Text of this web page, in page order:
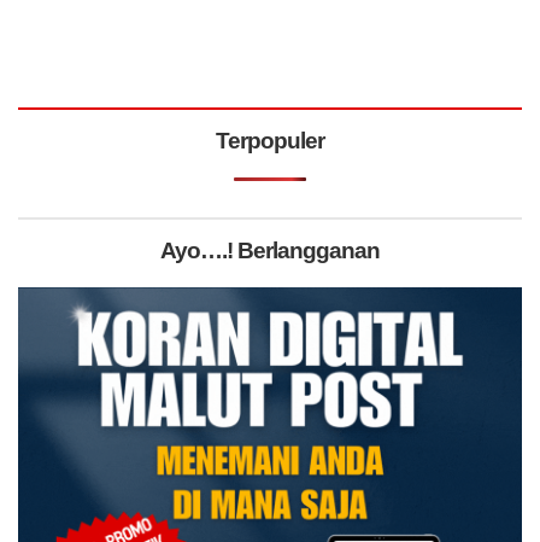
Terpopuler
Ayo….! Berlangganan